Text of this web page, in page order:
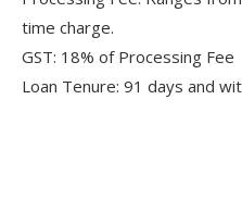
time charge.
GST: 18% of Processing Fee
Loan Tenure: 91 days and